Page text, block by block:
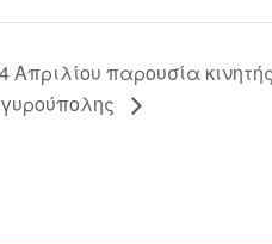
Απριλίου παρουσία